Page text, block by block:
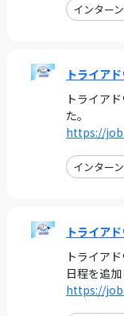
インター
トライア
トライア
た。
https://
インター
トライア
トライア
日程を追加
https://